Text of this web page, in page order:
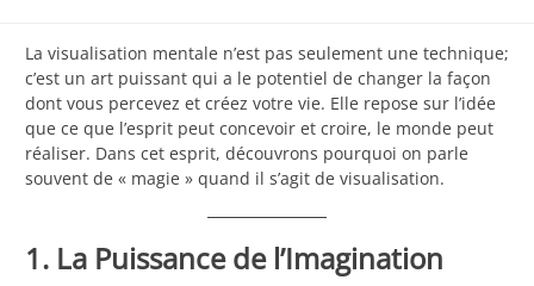
La visualisation mentale n’est pas seulement une technique;
c’est un art puissant qui a le potentiel de changer la façon
dont vous percevez et créez votre vie. Elle repose sur l’idée
que ce que l’esprit peut concevoir et croire, le monde peut
réaliser. Dans cet esprit, découvrons pourquoi on parle
souvent de « magie » quand il s’agit de visualisation.
1. La Puissance de l’Imagination